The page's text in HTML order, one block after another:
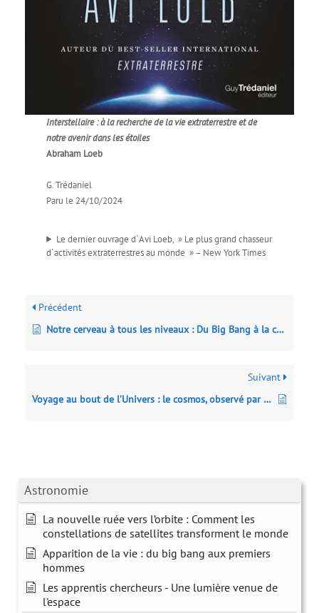
Astronomie
La nouvelle ruée vers l’orbite : Comment les
constellations de satellites transforment le monde
Apparition de la vie : du big bang aux premiers
hommes
Les apprentis chercheurs - Une lumière venue de
l'espace
Interstellaire : à la recherche de la vie extraterrestre et de
notre avenir dans les étoiles
Abraham Loeb
G. Trédaniel
Paru le 24/10/2024
Le dernier ouvrage d`Avi Loeb, » Le plus grand chasseur
d`activités extraterrestres au monde » – New York Times
Précédent
Notre cerveau à tous les niveaux : Du Big Bang à la conscience sociale
Suivant
Voyage au bout de l’Univers : le cosmos, observé par les astronomes amateurs, décrypté par les professionnels